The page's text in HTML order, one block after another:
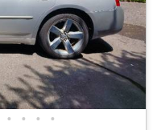
• • • •